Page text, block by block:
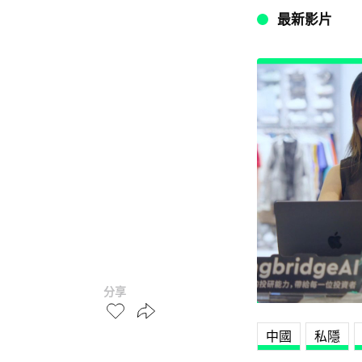
分享
最新影片
中國 私隱